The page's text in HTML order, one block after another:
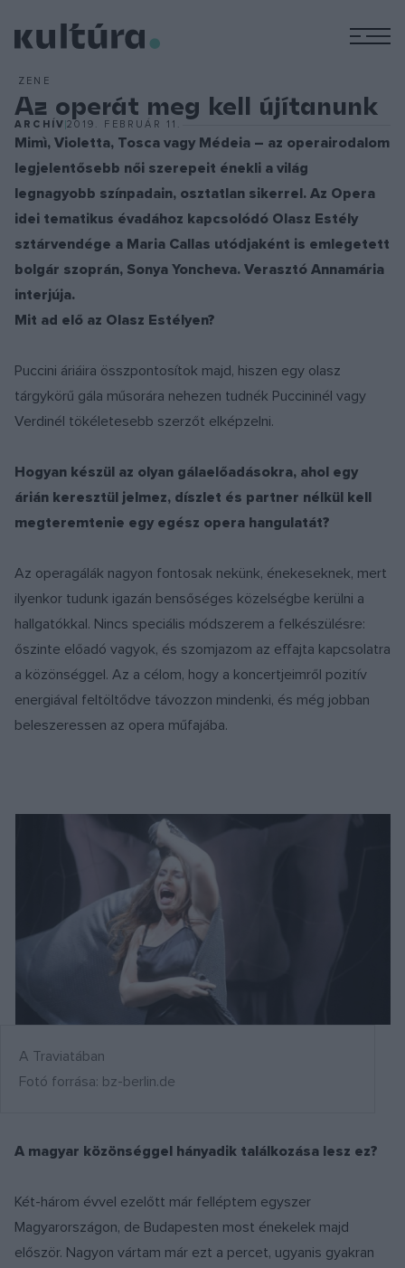
ZENE
Az operát meg kell újítanunk
ARCHÍV2019. FEBRUÁR 11.
Mimì, Violetta, Tosca vagy Médeia – az operairodalom
legjelentősebb női szerepeit énekli a világ
legnagyobb színpadain, osztatlan sikerrel. Az Opera
idei tematikus évadához kapcsolódó Olasz Estély
sztárvendége a Maria Callas utódjaként is emlegetett
bolgár szoprán, Sonya Yoncheva. Verasztó Annamária
interjúja.
Mit ad elő az Olasz Estélyen?
Puccini áriáira összpontosítok majd, hiszen egy olasz
tárgykörű gála műsorára nehezen tudnék Puccininél vagy
Verdinél tökéletesebb szerzőt elképzelni.
Hogyan készül az olyan gálaelőadásokra, ahol egy
árián keresztül jelmez, díszlet és partner nélkül kell
megteremtenie egy egész opera hangulatát?
Az operagálák nagyon fontosak nekünk, énekeseknek, mert
ilyenkor tudunk igazán bensőséges közelségbe kerülni a
hallgatókkal. Nincs speciális módszerem a felkészülésre:
őszinte előadó vagyok, és szomjazom az effajta kapcsolatra
a közönséggel. Az a célom, hogy a koncertjeimről pozitív
energiával feltöltődve távozzon mindenki, és még jobban
beleszeressen az opera műfajába.
A Traviatában
Fotó forrása: bz-berlin.de
A magyar közönséggel hányadik találkozása lesz ez?
Két-három évvel ezelőtt már felléptem egyszer
Magyarországon, de Budapesten most énekelek majd
először. Nagyon vártam már ezt a percet, ugyanis gyakran